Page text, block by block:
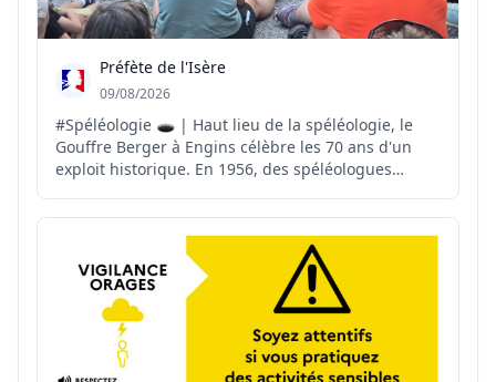
Préfète de l'Isère
09/08/2026
#Spéléologie 🕳️ | Haut lieu de la spéléologie, le
Gouffre Berger à Engins célèbre les 70 ans d'un
exploit historique. En 1956, des spéléologues
du Vercors et atteignaient pour la première fois la
profondeur symbolique de 1 000 mètres. À la